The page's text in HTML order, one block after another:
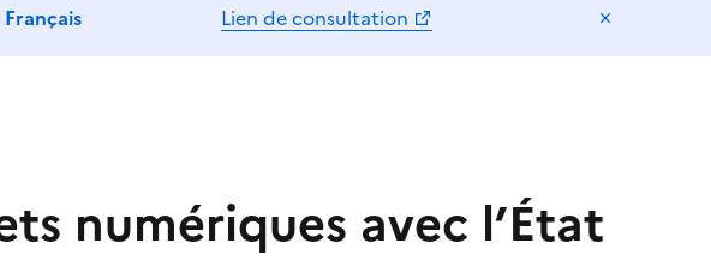
Lien de consultation
numériques avec l’État